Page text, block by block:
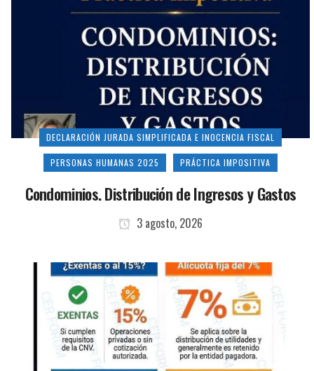
DECLARACIÓN JURADA SIMPLIFICADA E INOCENCIA FISCAL
PERSONAS HUMANAS 2025 PRÁCTICA IMPOSITIVA
Condominios. Distribución de Ingresos y Gastos
3 agosto, 2026